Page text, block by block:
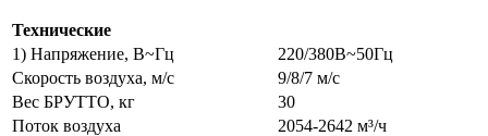
Технические
1) Напряжение, В~Гц
220/380В~50Гц
Скорость воздуха, м/с
9/8/7 м/с
Вес БРУТТО, кг
30
Поток воздуха
2054-2642 м³/ч